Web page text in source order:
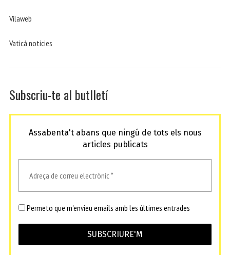
Vilaweb
Vaticá noticies
Subscriu-te al butlletí
Assabenta't abans que ningú de tots els nous
articles publicats
Permeto que m'envieu emails amb les últimes entrades